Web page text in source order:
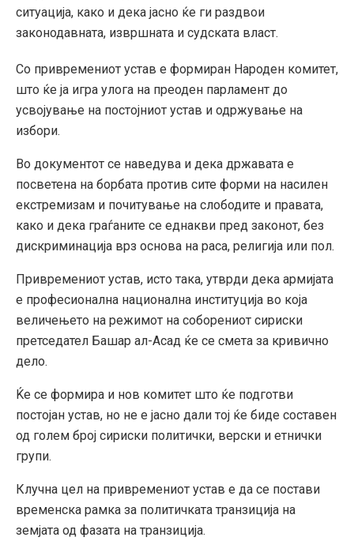
ситуација, како и дека јасно ќе ги раздвои
законодавната, извршната и судската власт.
Со привремениот устав е формиран Народен комитет,
што ќе ја игра улога на преоден парламент до
усвојување на постојниот устав и одржување на
избори.
Во документот се наведува и дека државата е
посветена на борбата против сите форми на насилен
екстремизам и почитување на слободите и правата,
како и дека граѓаните се еднакви пред законот, без
дискриминација врз основа на раса, религија или пол.
Привремениот устав, исто така, утврди дека армијата
е професионална национална институција во која
величењето на режимот на соборениот сириски
претседател Башар ал-Асад ќе се смета за кривично
дело.
Ќе се формира и нов комитет што ќе подготви
постојан устав, но не е јасно дали тој ќе биде составен
од голем број сириски политички, верски и етнички
групи.
Клучна цел на привремениот устав е да се постави
временска рамка за политичката транзиција на
земјата од фазата на транзиција.